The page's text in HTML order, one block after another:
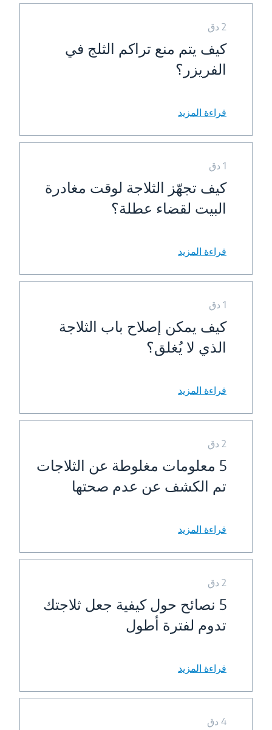
2 دق
كيف يتم منع تراكم الثلج في
الفريزر؟
قراءة المزيد
1 دق
كيف تجهّز الثلاجة لوقت مغادرة
البيت لقضاء عطلة؟
قراءة المزيد
1 دق
كيف يمكن إصلاح باب الثلاجة
الذي لا يُغلق؟
قراءة المزيد
2 دق
5 معلومات مغلوطة عن الثلاجات
تم الكشف عن عدم صحتها
قراءة المزيد
2 دق
5 نصائح حول كيفية جعل ثلاجتك
تدوم لفترة أطول
قراءة المزيد
4 دق